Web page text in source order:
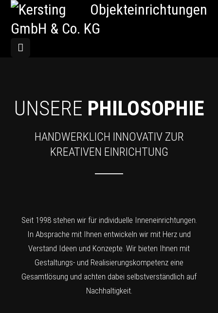
UNSERE PHILOSOPHIE
HANDWERKLICH INNOVATIV ZUR
KREATIVEN EINRICHTUNG
Seit 1998 stehen wir für individuelle Inneneinrichtungen.
In Absprache mit Ihnen entwickeln wir mit Herz und
Verstand Ideen und Konzepte. Wir bieten Ihnen mit
Gestaltungs- und Realisierungskompetenz eine
Gesamtlösung und achten dabei selbstverständlich auf
Nachhaltigkeit.